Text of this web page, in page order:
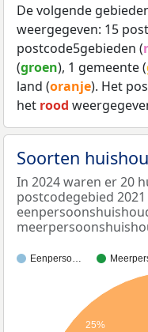
De volgende
weergegeven: 15
postcode5gebieden (
(groen), 1 gemeente (
land (oranje). Het
het rood
Soorten
In 2024 waren er 20
postcodegebied 2021
Eenperso…
25%